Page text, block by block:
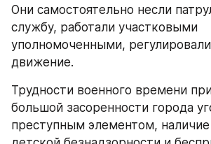
Они самостоятельно несли
службу, работали участковыми
уполномоченными,
движение.
Трудности военного времени
большой засоренности города
преступным элементом,